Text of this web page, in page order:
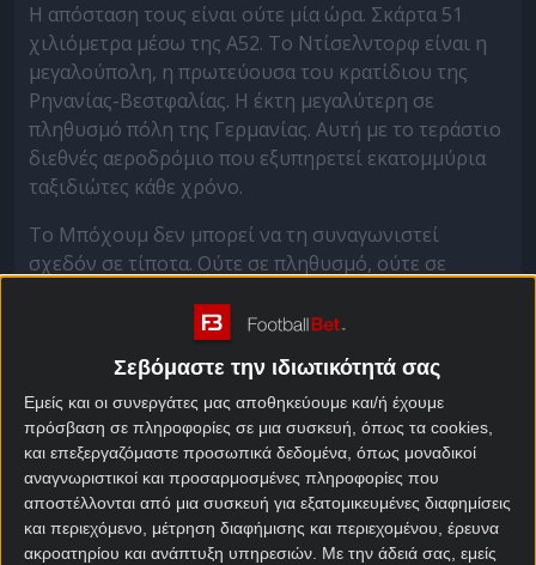
Σεβόμαστε την ιδιωτικότητά σας
Εμείς και οι συνεργάτες μας αποθηκεύουμε και/ή έχουμε
πρόσβαση σε πληροφορίες σε μια συσκευή, όπως τα cookies,
και επεξεργαζόμαστε προσωπικά δεδομένα, όπως μοναδικοί
αναγνωριστικοί και προσαρμοσμένες πληροφορίες που
αποστέλλονται από μια συσκευή για εξατομικευμένες διαφημίσεις
και περιεχόμενο, μέτρηση διαφήμισης και περιεχομένου, έρευνα
ακροατηρίου και ανάπτυξη υπηρεσιών. Με την άδειά σας, εμείς
Η απόσταση τους είναι ούτε μία ώρα. Σκάρτα 51
χιλιόμετρα μέσω της Α52. Το Ντίσελντορφ είναι η
μεγαλούπολη, η πρωτεύουσα του κρατίδιου της
Ρηνανίας-Βεστφαλίας. Η έκτη μεγαλύτερη σε
πληθυσμό πόλη της Γερμανίας. Αυτή με το τεράστιο
διεθνές αεροδρόμιο που εξυπηρετεί εκατομμύρια
ταξιδιώτες κάθε χρόνο.
Το Μπόχουμ δεν μπορεί να τη συναγωνιστεί
σχεδόν σε τίποτα. Ούτε σε πληθυσμό, ούτε σε
Υπάρχει όμως κάτι που εδώ και μερικές δεκαετίες
το κάνει καλύτερα.
Η Φορτούνα Ντίσελντορφ που υπήρξε σταθερή
δύναμη του γερμανικού ποδοσφαίρου τη δεκαετία
του ’70 με αρκετές ευρωπαϊκές παρουσίες, μετρά
μόλις τρεις σεζόν στην Bundesliga στον αιώνα που
διανύουμε.